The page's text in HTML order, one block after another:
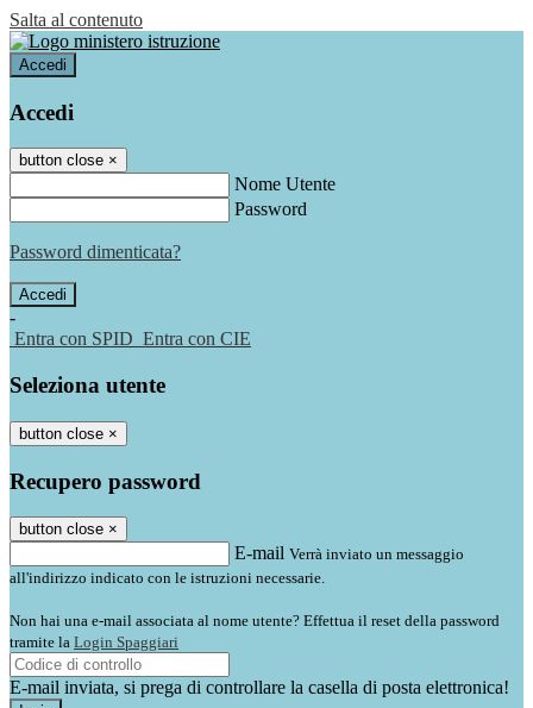
Salta al contenuto
Accedi
Accedi
button close ×
Nome Utente
Password
Password dimenticata?
-
Entra con SPID Entra con CIE
Seleziona utente
button close ×
Recupero password
button close ×
E-mail Verrà inviato un messaggio
all'indirizzo indicato con le istruzioni necessarie.
Non hai una e-mail associata al nome utente? Effettua il reset della password
tramite la Login Spaggiari
E-mail inviata, si prega di controllare la casella di posta elettronica!